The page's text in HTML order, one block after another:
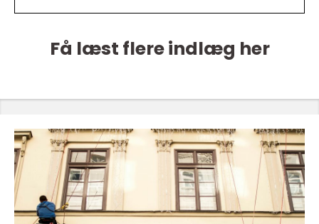
Få læst flere indlæg her